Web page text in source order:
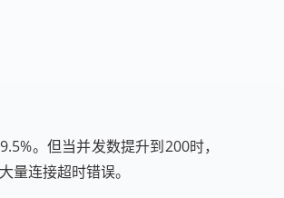
。但当并发数提升到200时，
连接超时错误。